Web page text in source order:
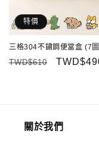
特價
三格304不鏽鋼便當盒 (7
定
TWD$610
售
關於我們